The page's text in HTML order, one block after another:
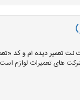
ام و کد «تعمیرکار-10722» را
های تعمیرات لوازم است